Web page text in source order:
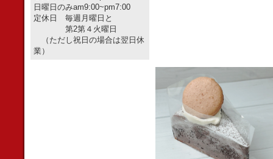
日曜日のみam9:00~pm7:00
定休日 毎週月曜日と
第2第４火曜日
（ただし祝日の場合は翌日休
業）